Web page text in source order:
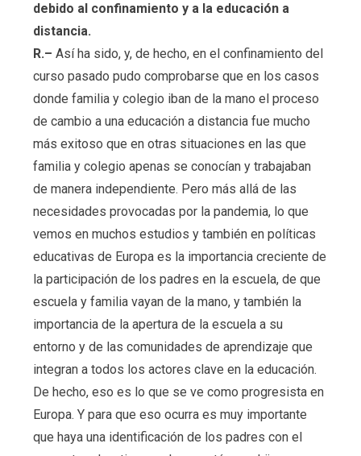
debido al confinamiento y a la educación a
distancia.
R.– Así ha sido, y, de hecho, en el confinamiento del
curso pasado pudo comprobarse que en los casos
donde familia y colegio iban de la mano el proceso
de cambio a una educación a distancia fue mucho
más exitoso que en otras situaciones en las que
familia y colegio apenas se conocían y trabajaban
de manera independiente. Pero más allá de las
necesidades provocadas por la pandemia, lo que
vemos en muchos estudios y también en políticas
educativas de Europa es la importancia creciente de
la participación de los padres en la escuela, de que
escuela y familia vayan de la mano, y también la
importancia de la apertura de la escuela a su
entorno y de las comunidades de aprendizaje que
integran a todos los actores clave en la educación.
De hecho, eso es lo que se ve como progresista en
Europa. Y para que eso ocurra es muy importante
que haya una identificación de los padres con el